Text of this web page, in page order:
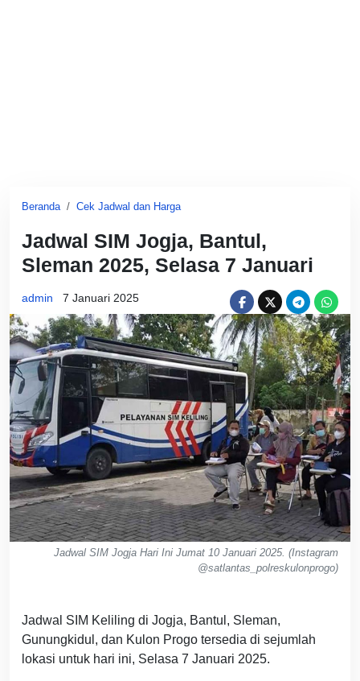
Beranda Cek Jadwal dan Harga
Jadwal SIM Jogja, Bantul,
Sleman 2025, Selasa 7 Januari
admin 7 Januari 2025
Jadwal SIM Jogja Hari Ini Jumat 10 Januari 2025. (Instagram
@satlantas_polreskulonprogo)
Jadwal SIM Keliling di Jogja, Bantul, Sleman,
Gunungkidul, dan Kulon Progo tersedia di sejumlah
lokasi untuk hari ini, Selasa 7 Januari 2025.